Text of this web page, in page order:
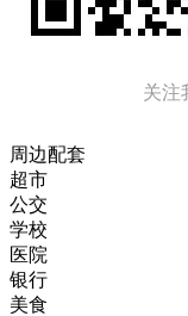
关注
周边配套
超市
公交
学校
医院
银行
美食